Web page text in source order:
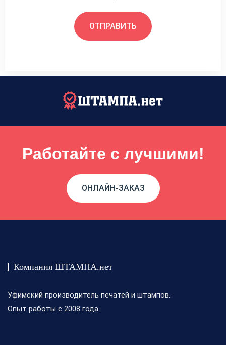
Работайте с лучшими!
ОНЛАЙН-ЗАКАЗ
Компания ШТАМПА.нет
Уфимский производитель печатей и штампов.
Опыт работы с 2008 года.